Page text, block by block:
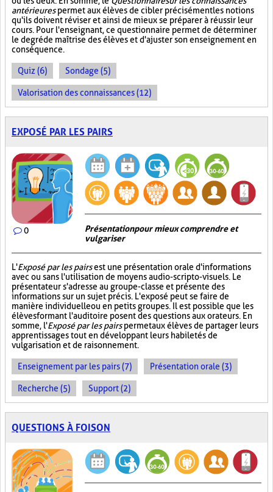
antérieurespermet aux élèves de cibler précisément les notions
qu'ils doivent réviser et ainsi de mieux se préparer à réussir leur
cours. Pour l'enseignant, ce questionnaire permet de déterminer
le degré de maîtrise des élèves et d'ajuster son enseignement en
conséquence.
Quiz (6) Sondage (5)
Valorisation des connaissances (12)
EXPOSÉ PAR LES PAIRS
0
Présentation pour mieux comprendre et
vulgariser
L'Exposé par les pairsest une présentation orale d'informations
avec ou sans l'utilisation de moyens audio-scripto-visuels. Le
présentateur s'adresse au groupe-classe et présente des
informations sur un sujet précis. L'exposé peut se faire de
manière individuelle ou en petits groupes. Il est possible que les
élèves formant l'auditoire posent des questions aux orateurs. En
somme, l'Exposé par les pairspermet aux élèves de partager leurs
apprentissages tout en développant leurs habiletés de
vulgarisation et de raisonnement.
Enseignement par les pairs (7) Présentation orale (3)
Recherche (5) Support (2)
QUESTIONS À FOISON